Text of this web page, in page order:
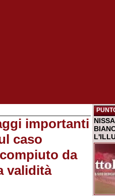
importanti
caso
da
validità